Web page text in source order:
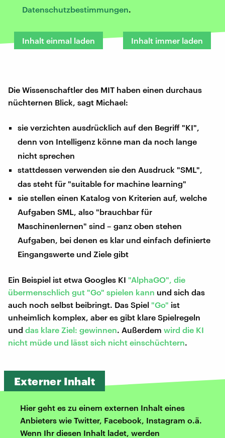
Datenschutzbestimmungen.
Inhalt einmal laden Inhalt immer laden
Die Wissenschaftler des MIT haben einen durchaus
nüchternen Blick, sagt Michael:
sie verzichten ausdrücklich auf den Begriff "KI",
denn von Intelligenz könne man da noch lange
nicht sprechen
stattdessen verwenden sie den Ausdruck "SML",
das steht für "suitable for machine learning"
sie stellen einen Katalog von Kriterien auf, welche
Aufgaben SML, also "brauchbar für
Maschinenlernen" sind – ganz oben stehen
Aufgaben, bei denen es klar und einfach definierte
Eingangswerte und Ziele gibt
Ein Beispiel ist etwa Googles KI "AlphaGO", die
übermenschlich gut "Go" spielen kann und sich das
auch noch selbst beibringt. Das Spiel "Go" ist
unheimlich komplex, aber es gibt klare Spielregeln
und das klare Ziel: gewinnen. Außerdem wird die KI
nicht müde und lässt sich nicht einschüchtern.
Externer Inhalt
Hier geht es zu einem externen Inhalt eines
Anbieters wie Twitter, Facebook, Instagram o.ä.
Wenn Ihr diesen Inhalt ladet, werden